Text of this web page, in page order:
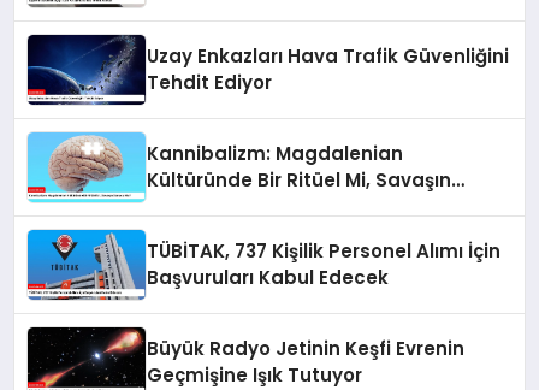
Uzay Enkazları Hava Trafik Güvenliğini
Tehdit Ediyor
Kannibalizm: Magdalenian
Kültüründe Bir Ritüel Mi, Savaşın
TÜBİTAK, 737 Kişilik Personel Alımı İçin
Başvuruları Kabul Edecek
Büyük Radyo Jetinin Keşfi Evrenin
Geçmişine Işık Tutuyor